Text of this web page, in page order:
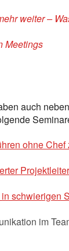
weiter –
Meetings
auch
ohne Chef
schwierigen
im